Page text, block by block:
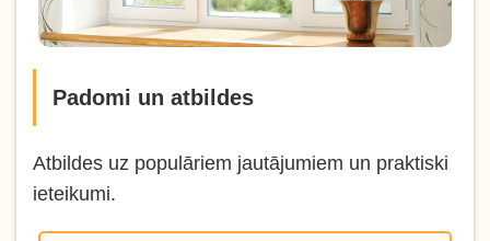
Padomi un atbildes
Atbildes uz populāriem jautājumiem un praktiski
ieteikumi.